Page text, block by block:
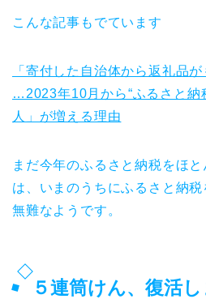
こんな記事もでています
「寄付した自治体から返礼品
…2023年10月から“ふるさと納
人」が増える理由
まだ今年のふるさと納税をほ
は、いまのうちにふるさと納
無難なようです。
５連筒けん、復活し